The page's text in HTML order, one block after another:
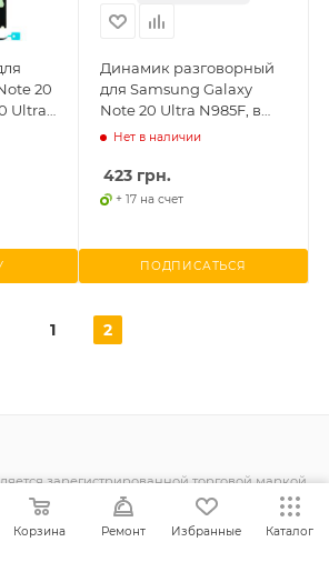
20
Ultra
Динамик разговорный
для Samsung Galaxy
Note 20 Ultra N985F, в
рамке
Нет в наличии
423 грн.
+ 17 на счет
ПОДПИСАТЬСЯ
1 2
зарегистрированной торговой маркой.
Все права защищены.
Корзина Ремонт Избранные Каталог